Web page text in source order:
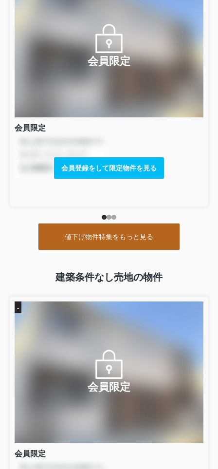
誠に勝手ながら下記日程を夏季休業とさせていた
期間中のお問い合わせは、８月２１（木）より順
次ご対応いたします。
ご不便をお掛けいたしますがご了承くださいます
８月２１日（木）より通常営業いたします。
期間中のお問合せは、１月６日（月）より順次ご対応いたし
ご不便をお掛けいたしますがご了承下さいますようお願い申
し上げます。
１２月２８日（土）～１月５日（日）
１月６日（月）９：００より通常営業いたします。
会員限定
会員限定
会員登録をして限定物件を見る
値下げ物件特集をもっと見る
建築条件なし売地の物件
-
会員限定
会員限定